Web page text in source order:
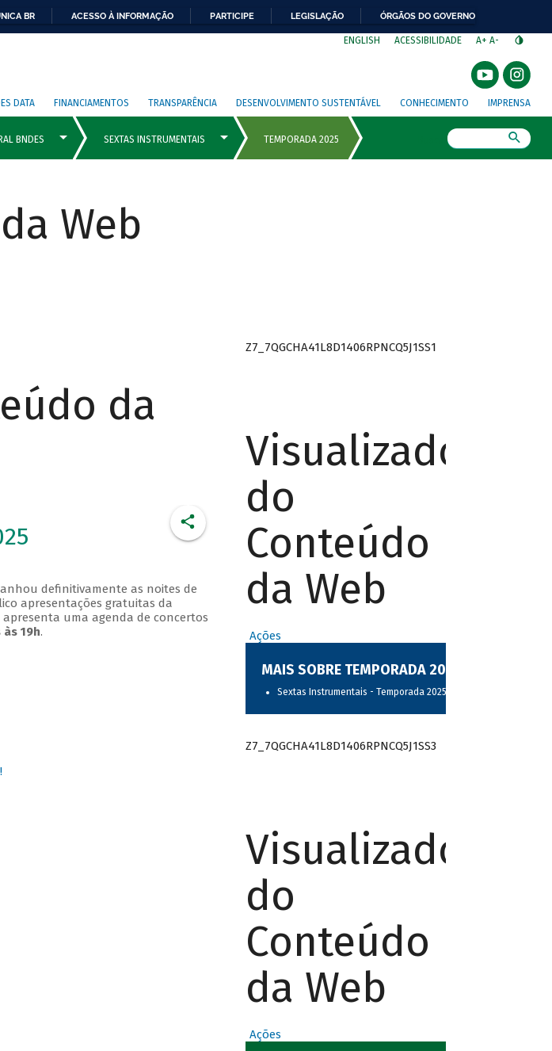
BR ACESSO À INFORMAÇÃO PARTICIPE LEGISLAÇÃO ÓRGÃOS DO GOVERNO
ENGLISH ACESSIBILIDADE A+ A-
DATA FINANCIAMENTOS TRANSPARÊNCIA DESENVOLVIMENTO SUSTENTÁVEL CONHECIMENTO IMPRENSA
Web
da
definitivamente as noites de
apresentações gratuitas da
apresenta uma agenda de concertos
19h.
Z7_7QGCHA41L8D1406RPNCQ5J1SS1
Visualizador
do
Conteúdo
da Web
Ações
MAIS SOBRE TEMPORADA 2025
Sextas Instrumentais - Temporada 2025
Z7_7QGCHA41L8D1406RPNCQ5J1SS3
Visualizador
do
Conteúdo
da Web
Ações